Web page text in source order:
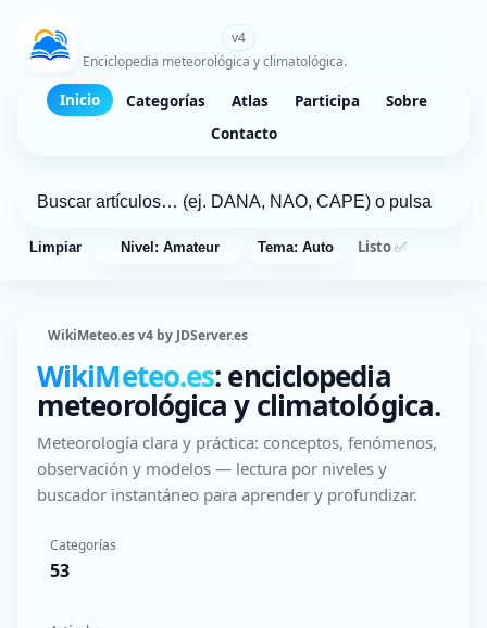
v4
Enciclopedia meteorológica y climatológica.
Inicio Categorías Atlas Participa
Sobre
Contacto
Limpiar Nivel: Amateur Tema: Auto Listo ✅
WikiMeteo.es v4 by JDServer.es
WikiMeteo.es: enciclopedia
meteorológica y climatológica.
Meteorología clara y práctica: conceptos, fenómenos,
observación y modelos — lectura por niveles y
buscador instantáneo para aprender y profundizar.
Categorías
53